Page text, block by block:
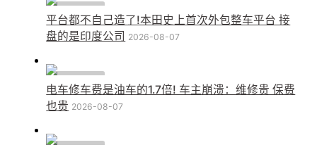
平台都不自己造了!本田史上首次外包整车平台 接
盘的是印度公司 2026-08-07
电车修车费是油车的1.7倍! 车主崩溃：维修贵 保费
也贵 2026-08-07